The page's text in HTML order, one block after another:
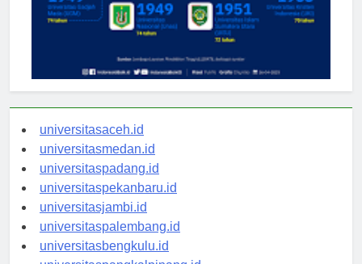
universitasaceh.id
universitasmedan.id
universitaspadang.id
universitaspekanbaru.id
universitasjambi.id
universitaspalembang.id
universitasbengkulu.id